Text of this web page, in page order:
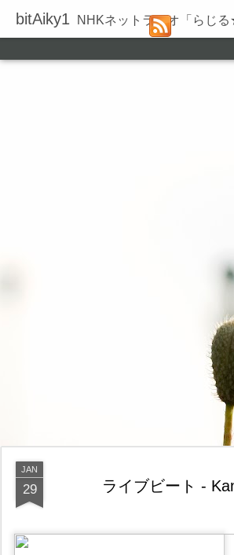
bitAiky1 NHKネットラジオ「らじる★らじる
JAN
29 ライブビート -